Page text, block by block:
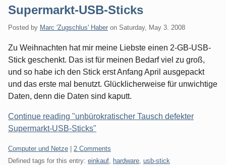
Supermarkt-USB-Sticks
Posted by Marc 'Zugschlus' Haber on Saturday, May 3. 2008
Zu Weihnachten hat mir meine Liebste einen 2-GB-USB-
Stick geschenkt. Das ist für meinen Bedarf viel zu groß,
und so habe ich den Stick erst Anfang April ausgepackt
und das erste mal benutzt. Glücklicherweise für unwichtige
Daten, denn die Daten sind kaputt.
Continue reading "unbürokratischer Tausch defekter
Supermarkt-USB-Sticks"
Categories:
Computer und Netze
2 Comments
Defined tags for this entry: einkauf hardware usb-stick